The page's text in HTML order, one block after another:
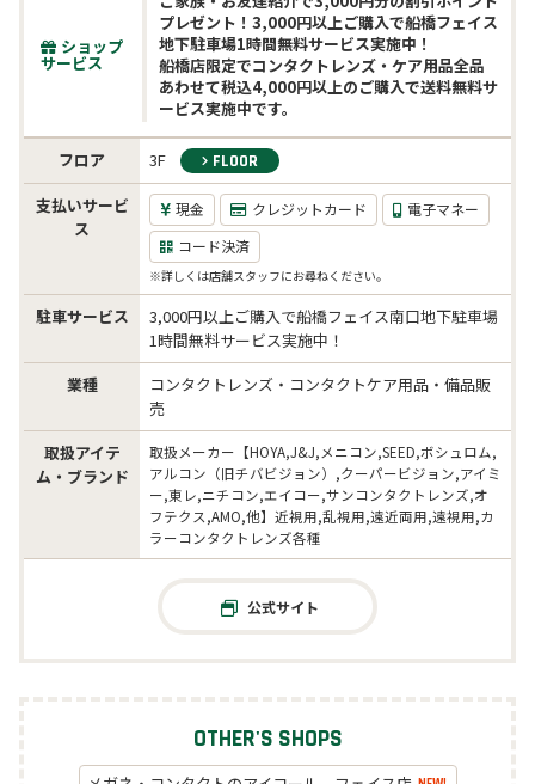
ショップ
サービス
プレゼント！3,000円以上ご購入で船橋フェイス
地下駐車場1時間無料サービス実施中！
船橋店限定でコンタクトレンズ・ケア用品全品
あわせて税込4,000円以上のご購入で送料無料サ
ービス実施中です。
フロア 3F FLOOR
支払いサービ
ス
現金 クレジットカード
電子マネー
コード決済
※詳しくは店舗スタッフにお尋ねください。
駐車サービス
3,000円以上ご購入で船橋フェイス南口地下駐車場
1時間無料サービス実施中！
業種
コンタクトレンズ・コンタクトケア用品・備品販
売
取扱アイテ
ム・ブランド
取扱メーカー【HOYA,J&J,メニコン,SEED,ボシュロム,
アルコン（旧チバビジョン）,クーパービジョン,アイミ
ー,東レ,ニチコン,エイコー,サンコンタクトレンズ,オ
フテクス,AMO,他】近視用,乱視用,遠近両用,遠視用,カ
ラーコンタクトレンズ各種
公式サイト
OTHER'S SHOPS